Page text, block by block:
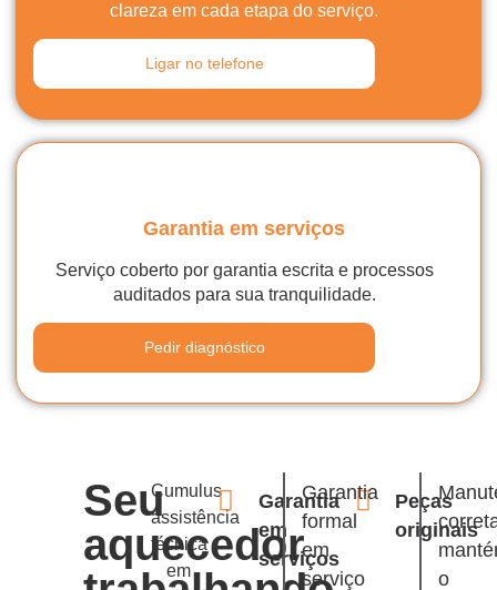
clareza em cada etapa do serviço.
Ligar no telefone
Garantia em serviços
Serviço coberto por garantia escrita e processos
auditados para sua tranquilidade.
Pedir diagnóstico
Seu
aquecedor
Cumulus
assistência
técnica
em
Garantia
em
serviços
Peças
originais
Garantia
formal
em
serviço
o